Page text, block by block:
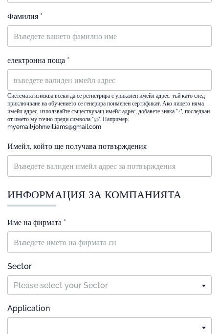
Фамилия *
електронна поща *
Системата изисква всеки да се регистрира с уникален имейл адрес, тъй като след
приключване на обучението се генерира поименен сертификат. Ако лицето няма
имейл адрес, използвайте съществуващ имейл адрес, добавете знака "+", последван
от името му точно преди символа "@". Например:
myemail+johnwilliams@gmail.com
Имейл, който ще получава потвърждения
ИНФОРМАЦИЯ ЗА КОМПАНИЯТА
Име на фирмата *
Sector
Please select your Sector
Application